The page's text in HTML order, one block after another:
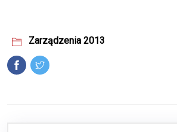
Zarządzenia 2013